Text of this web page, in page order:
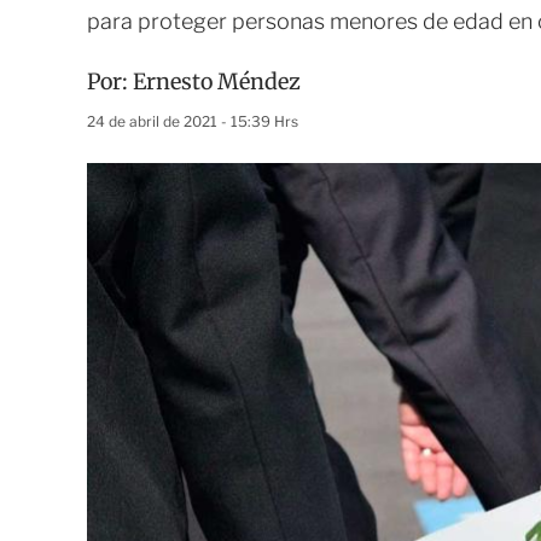
para proteger personas menores de edad
Por: Ernesto Méndez
24 de abril de 2021 - 15:39 Hrs